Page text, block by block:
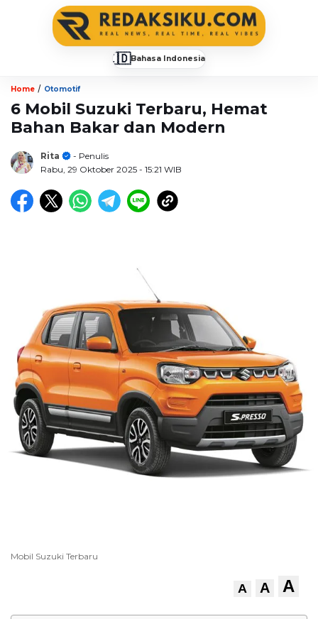
🇮🇩Bahasa Indonesia
Home / Otomotif
6 Mobil Suzuki Terbaru, Hemat
Bahan Bakar dan Modern
Rita
- Penulis
Rabu, 29 Oktober 2025 - 15:21 WIB
Mobil Suzuki Terbaru
A A A